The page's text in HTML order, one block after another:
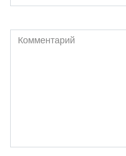
Комментарий